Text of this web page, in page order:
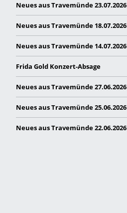
Neues aus Travemünde 23.07.2026
Neues aus Travemünde 18.07.2026
Neues aus Travemünde 14.07.2026
Frida Gold Konzert-Absage
Neues aus Travemünde 27.06.2026
Neues aus Travemünde 25.06.2026
Neues aus Travemünde 22.06.2026